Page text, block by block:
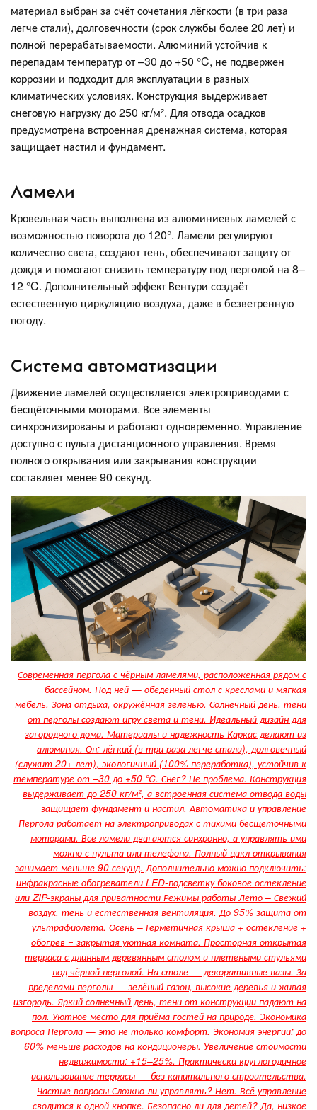
материал выбран за счёт сочетания лёгкости (в три раза
легче стали), долговечности (срок службы более 20 лет) и
полной перерабатываемости. Алюминий устойчив к
перепадам температур от –30 до +50 °C, не подвержен
коррозии и подходит для эксплуатации в разных
климатических условиях. Конструкция выдерживает
снеговую нагрузку до 250 кг/м². Для отвода осадков
предусмотрена встроенная дренажная система, которая
защищает настил и фундамент.
Ламели
Кровельная часть выполнена из алюминиевых ламелей с
возможностью поворота до 120°. Ламели регулируют
количество света, создают тень, обеспечивают защиту от
дождя и помогают снизить температуру под перголой на 8–
12 °C. Дополнительный эффект Вентури создаёт
естественную циркуляцию воздуха, даже в безветренную
погоду.
Система автоматизации
Движение ламелей осуществляется электроприводами с
бесщёточными моторами. Все элементы
синхронизированы и работают одновременно. Управление
доступно с пульта дистанционного управления. Время
полного открывания или закрывания конструкции
составляет менее 90 секунд.
Современная пергола с чёрным ламелями, расположенная рядом с
бассейном. Под ней — обеденный стол с креслами и мягкая
мебель. Зона отдыха, окружённая зеленью. Солнечный день, тени
от перголы создают игру света и тени. Идеальный дизайн для
загородного дома. Материалы и надёжность Каркас делают из
алюминия. Он: лёгкий (в три раза легче стали), долговечный
(служит 20+ лет), экологичный (100% переработка), устойчив к
температуре от –30 до +50 °C. Снег? Не проблема. Конструкция
выдерживает до 250 кг/м², а встроенная система отвода воды
защищает фундамент и настил. Автоматика и управление
Пергола работает на электроприводах с тихими бесщёточными
моторами. Все ламели двигаются синхронно, а управлять ими
можно с пульта или телефона. Полный цикл открывания
занимает меньше 90 секунд. Дополнительно можно подключить:
инфракрасные обогреватели LED-подсветку боковое остекление
или ZIP-экраны для приватности Режимы работы Лето – Свежий
воздух, тень и естественная вентиляция. До 95% защита от
ультрафиолета. Осень – Герметичная крыша + остекление +
обогрев = закрытая уютная комната. Просторная открытая
терраса с длинным деревянным столом и плетёными стульями
под чёрной перголой. На столе — декоративные вазы. За
пределами перголы — зелёный газон, высокие деревья и живая
изгородь. Яркий солнечный день, тени от конструкции падают на
пол. Уютное место для приёма гостей на природе. Экономика
вопроса Пергола — это не только комфорт. Экономия энергии: до
60% меньше расходов на кондиционеры. Увеличение стоимости
недвижимости: +15–25%. Практически круглогодичное
использование террасы — без капитального строительства.
Частые вопросы Сложно ли управлять? Нет. Всё управление
сводится к одной кнопке. Безопасно ли для детей? Да, низкое